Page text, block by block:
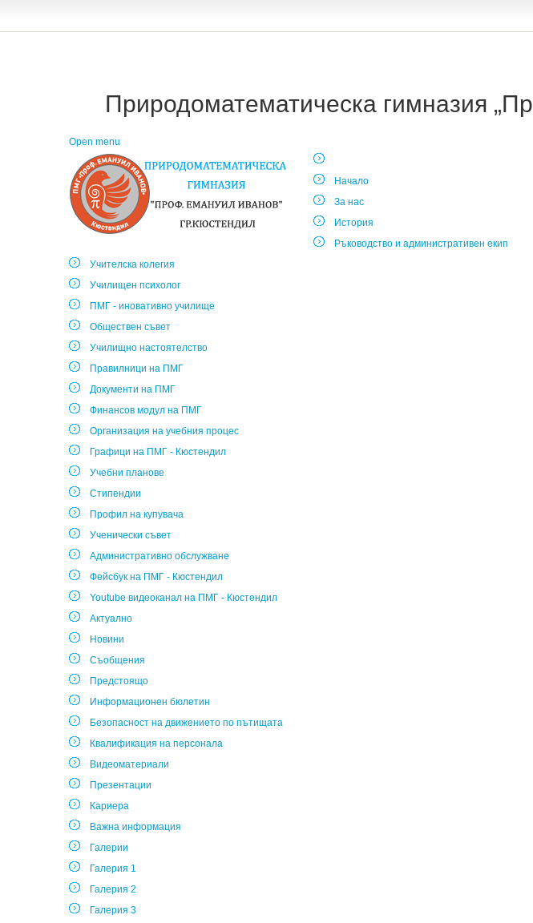
Природоматематическа гимназия
Open menu
Начало
За нас
История
Ръководство и административен екип
Учителска колегия
Училищен психолог
ПМГ - иновативно училище
Обществен съвет
Училищно настоятелство
Правилници на ПМГ
Документи на ПМГ
Финансов модул на ПМГ
Организация на учебния процес
Графици на ПМГ - Кюстендил
Учебни планове
Стипендии
Профил на купувача
Ученически съвет
Административно обслужване
Фейсбук на ПМГ - Кюстендил
Youtube видеоканал на ПМГ - Кюстендил
Актуално
Новини
Съобщения
Предстоящо
Информационен бюлетин
Безопасност на движението по пътищата
Квалификация на персонала
Видеоматериали
Презентации
Кариера
Важна информация
Галерии
Галерия 1
Галерия 2
Галерия 3